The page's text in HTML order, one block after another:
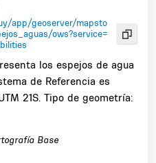
app/geoserver/mapsto
ows?service=
los espejos de agua
de Referencia es
21S. Tipo de geometría:
Base